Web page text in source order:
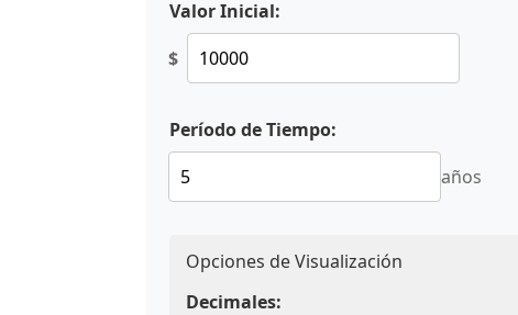
Valor Inicial:
$
Período de Tiempo:
años
Opciones de Visualización
Decimales: